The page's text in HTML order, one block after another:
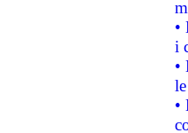
•
i
•
•